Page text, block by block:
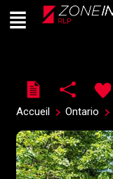
Live
En Direct
Menu
Accueil Ontario